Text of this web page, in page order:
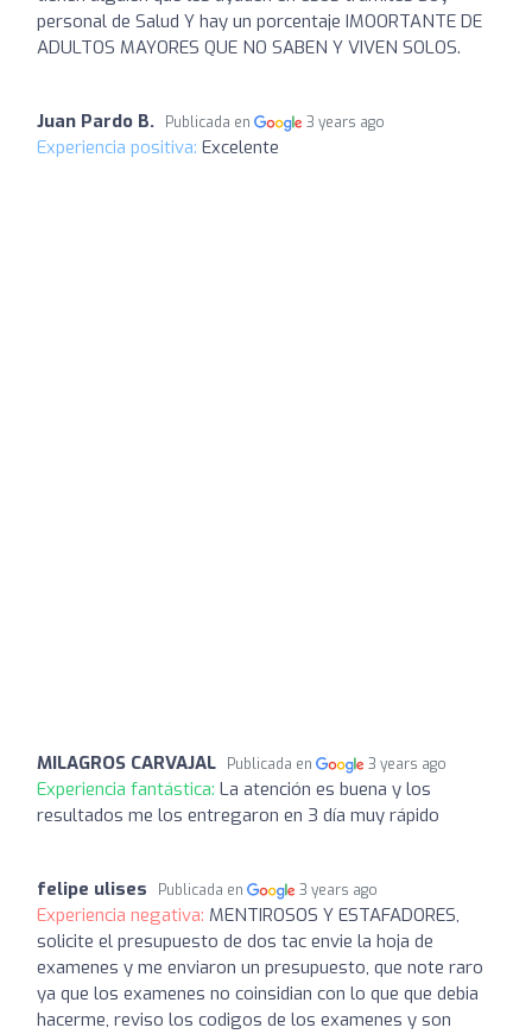
personal de Salud Y hay un porcentaje IMOORTANTE DE
ADULTOS MAYORES QUE NO SABEN Y VIVEN SOLOS.
Juan Pardo B. Publicada en 3 years ago
Experiencia positiva: Excelente
MILAGROS CARVAJAL Publicada en 3 years ago
Experiencia fantástica: La atención es buena y los
resultados me los entregaron en 3 día muy rápido
felipe ulises Publicada en 3 years ago
Experiencia negativa: MENTIROSOS Y ESTAFADORES,
solicite el presupuesto de dos tac envie la hoja de
examenes y me enviaron un presupuesto, que note raro
ya que los examenes no coinsidian con lo que que debia
hacerme, reviso los codigos de los examenes y son